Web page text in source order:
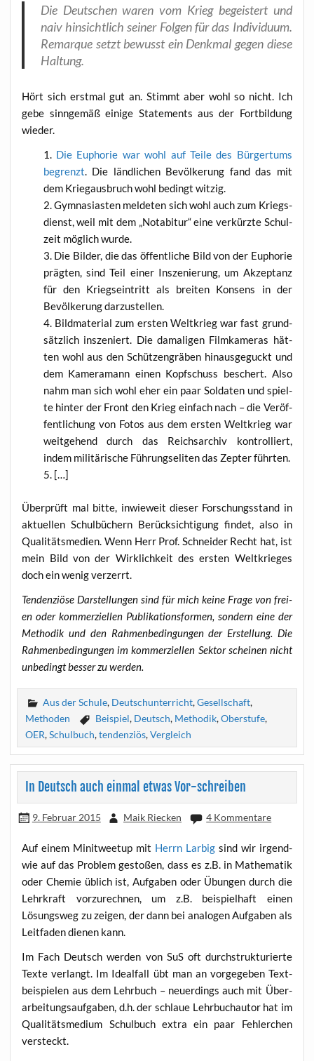
Die Deut­schen waren vom Krieg begeis­tert und
naiv hin­sicht­lich sei­ner Fol­gen für das Indi­vi­du­um.
Remar­que setzt bewusst ein Denk­mal gegen die­se
Haltung.
Hört sich erst­mal gut an. Stimmt aber wohl so nicht. Ich
gebe sinn­ge­mäß eini­ge State­ments aus der Fort­bil­dung
wieder.
Die Eupho­rie war wohl auf Tei­le des Bür­ger­tums
begrenzt. Die länd­li­chen Bevöl­ke­rung fand das mit
dem Krieg­aus­bruch wohl bedingt witzig.
Gym­na­si­as­ten mel­de­ten sich wohl auch zum Kriegs­
dienst, weil mit dem „Not­ab­itur“ eine ver­kürz­te Schul­
zeit mög­lich wurde.
Die Bil­der, die das öffent­li­che Bild von der Eupho­rie
präg­ten, sind Teil einer Insze­nie­rung, um Akzep­tanz
für den Kriegs­ein­tritt als brei­ten Kon­sens in der
Bevöl­ke­rung darzustellen.
Bild­ma­te­ri­al zum ers­ten Welt­krieg war fast grund­
sätz­lich insze­niert. Die dama­li­gen Film­ka­me­ras hät­
ten wohl aus den Schüt­zen­grä­ben hin­aus­ge­guckt und
dem Kame­ra­mann einen Kopf­schuss beschert. Also
nahm man sich wohl eher ein paar Sol­da­ten und spiel­
te hin­ter der Front den Krieg ein­fach nach – die Ver­öf­
fent­li­chung von Fotos aus dem ers­ten Welt­krieg war
weit­ge­hend durch das Reichs­ar­chiv kon­trol­liert,
indem mili­tä­ri­sche Füh­rungs­eli­ten das Zep­ter führten.
[…]
Über­prüft mal bit­te, inwie­weit die­ser For­schungs­stand in
aktu­el­len Schul­bü­chern Berück­sich­ti­gung fin­det, also in
Qua­li­täts­me­di­en. Wenn Herr Prof. Schnei­der Recht hat, ist
mein Bild von der Wirk­lich­keit des ers­ten Welt­krie­ges
doch ein wenig verzerrt.
Ten­den­ziö­se Dar­stel­lun­gen sind für mich kei­ne Fra­ge von frei­
en oder kom­mer­zi­el­len Publi­ka­ti­ons­for­men, son­dern eine der
Metho­dik und den Rah­men­be­din­gun­gen der Erstel­lung. Die
Rah­men­be­din­gun­gen im kom­mer­zi­el­len Sek­tor schei­nen nicht
unbe­dingt bes­ser zu werden.
Aus der Schule, Deutschunterricht,Gesellschaft,
Methoden
Beispiel, Deutsch, Methodik,Oberstufe,
OER,Schulbuch,tendenziös,Vergleich
In Deutsch auch einmal etwas Vor-schreiben
9. Februar 2015 Maik Riecken 4 Kommentare
Auf einem Minit­weet­up mit Herrn Lar­bigsind wir irgend­
wie auf das Pro­blem gesto­ßen, dass es z.B. in Mathe­ma­tik
oder Che­mie üblich ist, Auf­ga­ben oder Übun­gen durch die
Lehr­kraft vor­zu­rech­nen, um z.B. bei­spiel­haft einen
Lösungs­weg zu zei­gen, der dann bei ana­lo­gen Auf­ga­ben als
Leit­fa­den die­nen kann.
Im Fach Deutsch wer­den von SuS oft durch­struk­tu­rier­te
Tex­te ver­langt. Im Ide­al­fall übt man an vor­ge­ge­ben Text­
bei­spie­len aus dem Lehr­buch – neu­er­dings auch mit Über­
ar­bei­tungs­auf­ga­ben, d.h. der schlaue Lehr­buch­au­tor hat im
Qua­li­täts­me­di­um Schul­buch extra ein paar Feh­ler­chen
versteckt.